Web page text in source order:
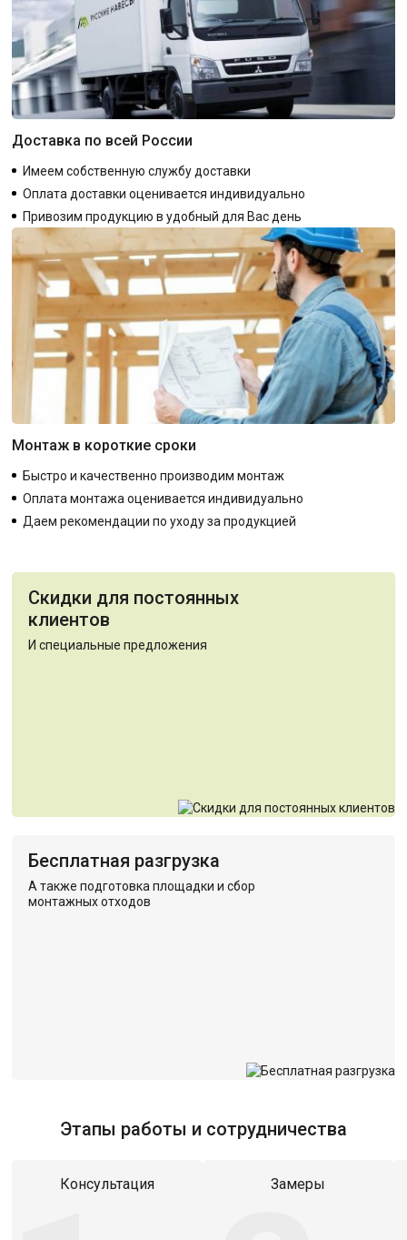
Доставка по всей России
Имеем собственную службу доставки
Оплата доставки оценивается индивидуально
Привозим продукцию в удобный для Вас день
Монтаж в короткие сроки
Быстро и качественно производим монтаж
Оплата монтажа оценивается индивидуально
Даем рекомендации по уходу за продукцией
Скидки для постоянных
клиентов
И специальные предложения
Бесплатная разгрузка
А также подготовка площадки и сбор
монтажных отходов
Этапы работы и сотрудничества
Консультация Замеры